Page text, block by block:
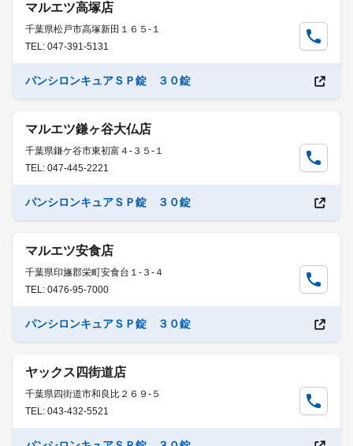
マルエツ高塚店
千葉県松戸市高塚新田１６５-１
TEL: 047-391-5131
パンシロンキュアＳＰ錠 ３０錠
マルエツ鎌ヶ谷大仏店
千葉県鎌ケ谷市東初富４-３５-１
TEL: 047-445-2221
パンシロンキュアＳＰ錠 ３０錠
マルエツ安食店
千葉県印旛郡栄町安食台１-３-４
TEL: 0476-95-7000
パンシロンキュアＳＰ錠 ３０錠
ヤックス四街道店
千葉県四街道市和良比２６９-５
TEL: 043-432-5521